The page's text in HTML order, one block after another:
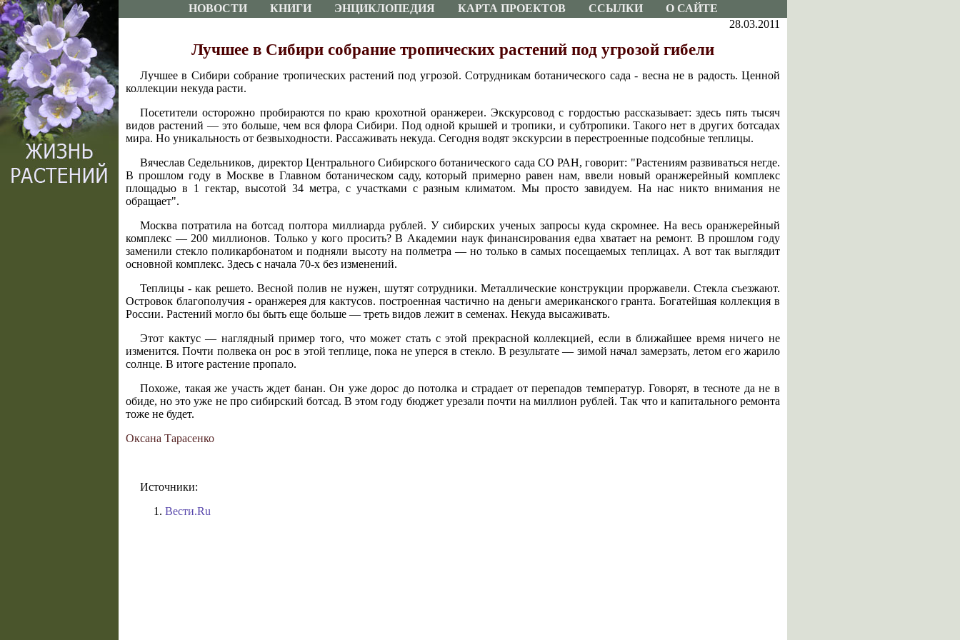
НОВОСТИ КНИГИ ЭНЦИКЛОПЕДИЯ КАРТА ПРОЕКТОВ ССЫЛКИ
О САЙТЕ
28.03.2011
Лучшее в Сибири собрание тропических растений под угрозой гибели
Лучшее в Сибири собрание тропических растений под угрозой. Сотрудникам ботанического сада - весна не в радость. Ценной
коллекции некуда расти.
Посетители осторожно пробираются по краю крохотной оранжереи. Экскурсовод с гордостью рассказывает: здесь пять тысяч
видов растений — это больше, чем вся флора Сибири. Под одной крышей и тропики, и субтропики. Такого нет в других ботсадах
мира. Но уникальность от безвыходности. Рассаживать некуда. Сегодня водят экскурсии в перестроенные подсобные теплицы.
Вячеслав Седельников, директор Центрального Сибирского ботанического сада СО РАН, говорит: "Растениям развиваться негде.
В прошлом году в Москве в Главном ботаническом саду, который примерно равен нам, ввели новый оранжерейный комплекс
площадью в 1 гектар, высотой 34 метра, с участками с разным климатом. Мы просто завидуем. На нас никто внимания не
обращает".
Москва потратила на ботсад полтора миллиарда рублей. У сибирских ученых запросы куда скромнее. На весь оранжерейный
комплекс — 200 миллионов. Только у кого просить? В Академии наук финансирования едва хватает на ремонт. В прошлом году
заменили стекло поликарбонатом и подняли высоту на полметра — но только в самых посещаемых теплицах. А вот так выглядит
основной комплекс. Здесь с начала 70-х без изменений.
Теплицы - как решето. Весной полив не нужен, шутят сотрудники. Металлические конструкции проржавели. Стекла съезжают.
Островок благополучия - оранжерея для кактусов. построенная частично на деньги американского гранта. Богатейшая коллекция в
России. Растений могло бы быть еще больше — треть видов лежит в семенах. Некуда высаживать.
Этот кактус — наглядный пример того, что может стать с этой прекрасной коллекцией, если в ближайшее время ничего не
изменится. Почти полвека он рос в этой теплице, пока не уперся в стекло. В результате — зимой начал замерзать, летом его жарило
солнце. В итоге растение пропало.
Похоже, такая же участь ждет банан. Он уже дорос до потолка и страдает от перепадов температур. Говорят, в тесноте да не в
обиде, но это уже не про сибирский ботсад. В этом году бюджет урезали почти на миллион рублей. Так что и капитального ремонта
тоже не будет.
Оксана Тарасенко
Источники:
Вести.Ru